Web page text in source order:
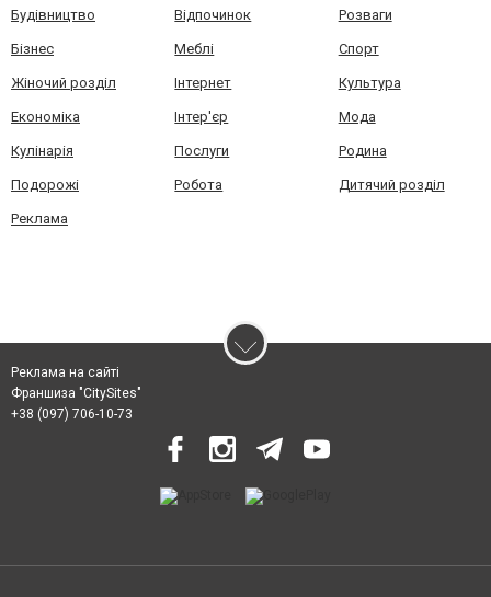
Будівництво Відпочинок Розваги
Бізнес Меблі Спорт
Жіночий розділ Інтернет Культура
Економіка Інтер'єр Мода
Кулінарія Послуги Родина
Подорожі Робота Дитячий розділ
Реклама
Реклама на сайті
Франшиза "CitySites"
+38 (097) 706-10-73